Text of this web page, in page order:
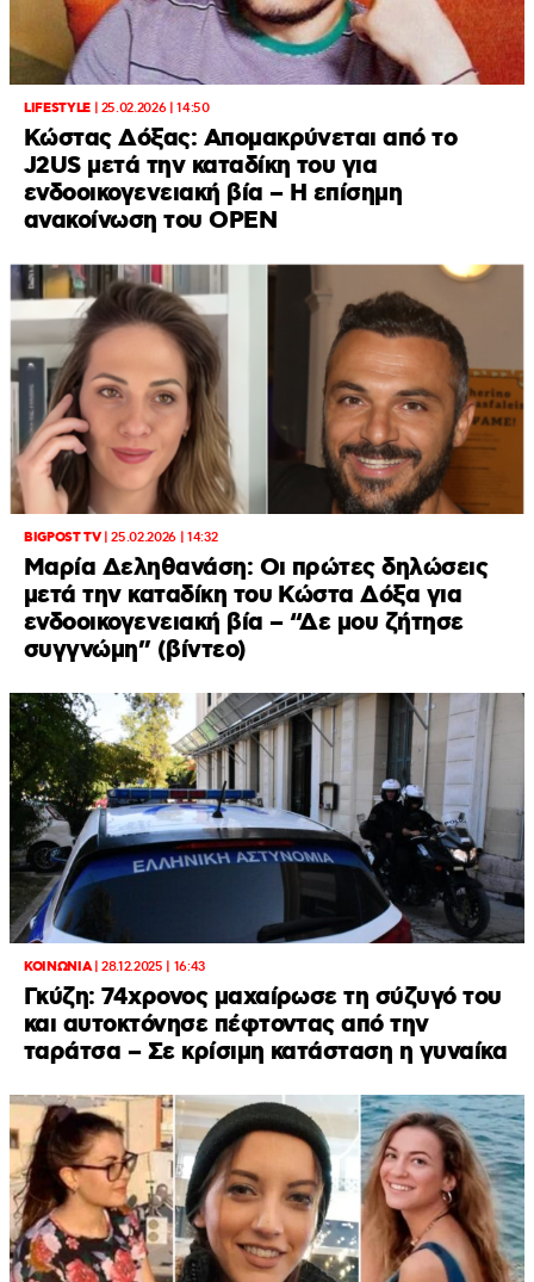
LIFESTYLE| 25.02.2026 | 14:50
Κώστας Δόξας: Απομακρύνεται από το
J2US μετά την καταδίκη του για
ενδοοικογενειακή βία – Η επίσημη
ανακοίνωση του OPEN
BIGPOST TV|25.02.2026 | 14:32
Μαρία Δεληθανάση: Οι πρώτες δηλώσεις
μετά την καταδίκη του Κώστα Δόξα για
ενδοοικογενειακή βία – “Δε μου ζήτησε
συγγνώμη” (βίντεο)
ΚΟΙΝΩΝΙΑ|28.12.2025 | 16:43
Γκύζη: 74χρονος μαχαίρωσε τη σύζυγό του
και αυτοκτόνησε πέφτοντας από την
ταράτσα – Σε κρίσιμη κατάσταση η γυναίκα